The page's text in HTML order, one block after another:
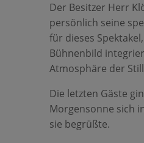
Der Besitzer Herr
persönlich seine
für dieses
Bühnenbild
Atmosphäre der
Die letzten Gäste
Morgensonne sich
sie begrüßte.